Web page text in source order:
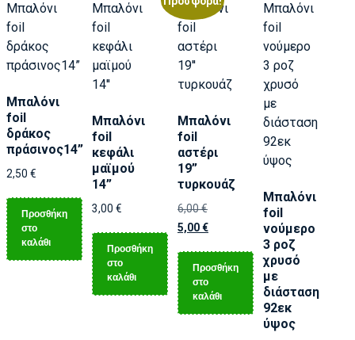
Μπαλόνι
foil
δράκος
πράσινος14”
2,50 €
Προσθήκη
στο
καλάθι
Μπαλόνι
foil
κεφάλι
μαϊμού
14”
3,00 €
Προσθήκη
στο
καλάθι
Μπαλόνι
foil
αστέρι
19”
τυρκουάζ
6,00€
5,00€
Προσθήκη
στο
καλάθι
Μπαλόνι
foil
νούμερο
3 ροζ
χρυσό
με
διάσταση
92εκ
ύψος